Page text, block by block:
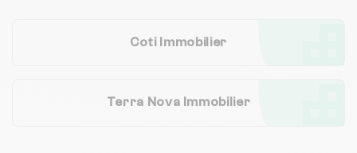
Coti Immobilier
Terra Nova Immobilier